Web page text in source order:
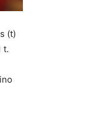
(t)
t.